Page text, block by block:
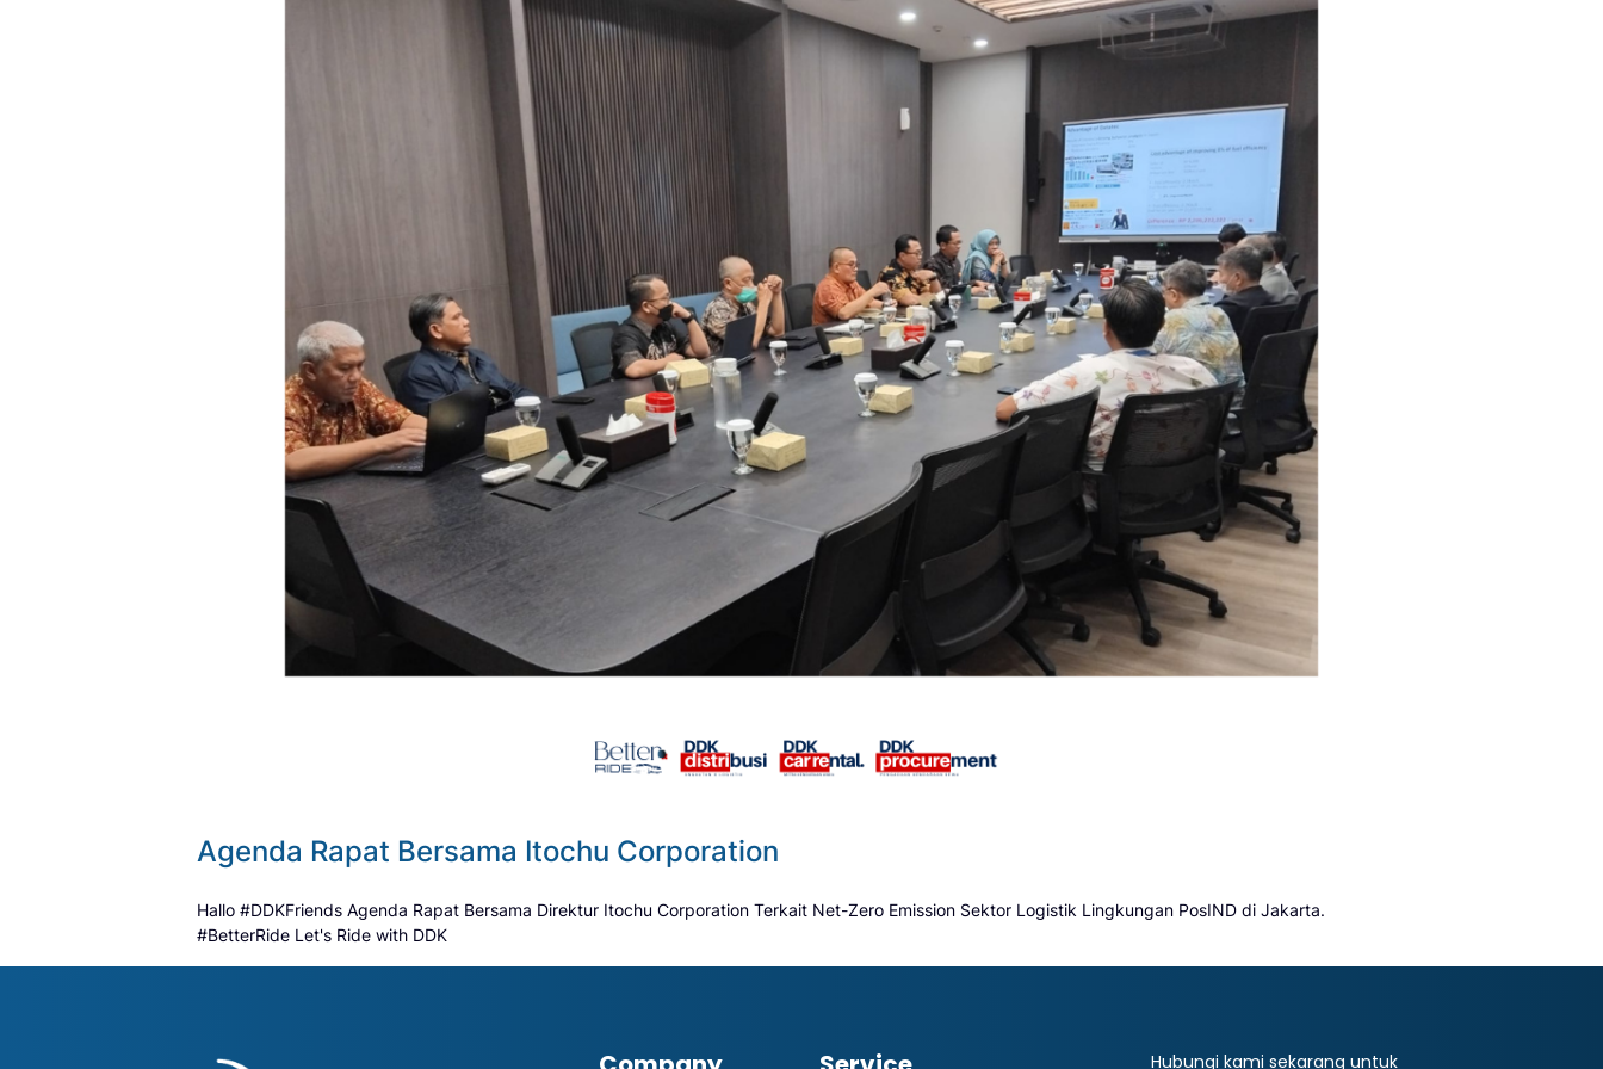
Agenda Rapat Bersama Itochu Corporation
Hallo #DDKFriends Agenda Rapat Bersama Direktur Itochu Corporation Terkait Net-Zero Emission Sektor Logistik Lingkungan PosIND di Jakarta.
#BetterRide Let's Ride with DDK
Hubungi kami sekarang untuk